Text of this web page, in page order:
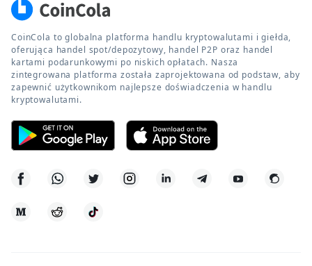
CoinCola to globalna platforma handlu kryptowalutami i giełda,
oferująca handel spot/depozytowy, handel P2P oraz handel
kartami podarunkowymi po niskich opłatach. Nasza
zintegrowana platforma została zaprojektowana od podstaw, aby
zapewnić użytkownikom najlepsze doświadczenia w handlu
kryptowalutami.